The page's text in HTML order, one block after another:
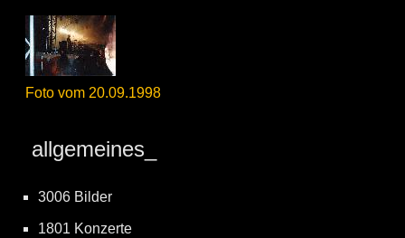
Foto vom 20.09.1998
allgemeines_
3006 Bilder
1801 Konzerte